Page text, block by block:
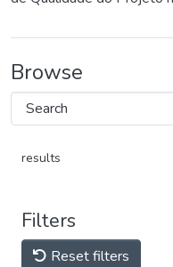
Browse
results
Filters
Reset filters